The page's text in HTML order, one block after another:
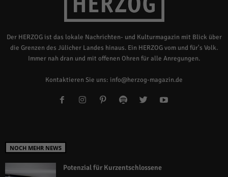
Der HERZOG ist das lokale Nachrichten- und Kulturmagazin mit Blick über
die Grenzen des Jülicher Landes hinaus. Ein HERZOG vom und für's Volk.
Immer nah dran und mit offenen Ohren für alle Anregungen.
Kontaktieren Sie uns: info@herzog-magazin.de
NOCH MEHR NEWS
Potenzial für Kurzentschlossene